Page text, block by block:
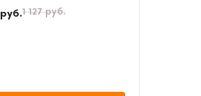
руб.1 127руб.